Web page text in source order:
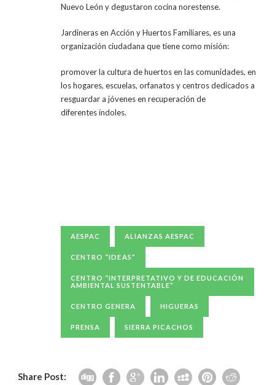
Nuevo León y degustaron cocina norestense.
Jardineras en Acción y Huertos Familiares, es una
organización ciudadana que tiene como misión:
promover la cultura de huertos en las comunidades, en
los hogares, escuelas, orfanatos y centros dedicados a
resguardar a jóvenes en recuperación de
diferentes índoles.
AESPAC ALIANZAS AESPAC
CENTRO “IDEAS”
CENTRO “INTERPRETATIVO Y DE EDUCACIÓN
AMBIENTAL SUSTENTABLE”
CENTRO GENERA HIGUERAS
PRENSA SIERRA PICACHOS
Share Post: